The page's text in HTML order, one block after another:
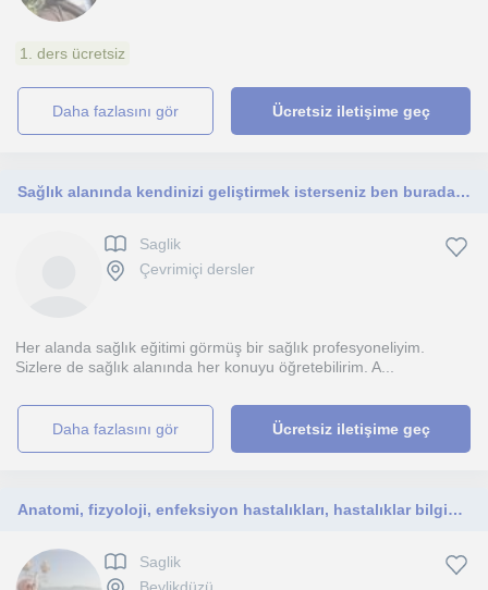
1. ders ücretsiz
daha fazlasını gör Ücretsiz iletişime geç
Sağlık alanında kendinizi geliştirmek isterseniz ben buradayım :)
Saglik
Çevrimiçi dersler
Her alanda sağlık eğitimi görmüş bir sağlık profesyoneliyim.
Sizlere de sağlık alanında her konuyu öğretebilirim. A...
daha fazlasını gör Ücretsiz iletişime geç
Anatomi, fizyoloji, enfeksiyon hastalıkları, hastalıklar bilgisi, sağlık bilgisi, ilkyardım, parenteral uygulamalar, biyoloji
Saglik